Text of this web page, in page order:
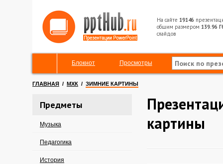
На сайте 19146
общим размером 139.96
слайдов
Блокнот Просмотры
ГЛАВНАЯ / МХК / ЗИМНИЕ КАРТИНЫ
Предметы
Музыка
Педагогика
История
картины